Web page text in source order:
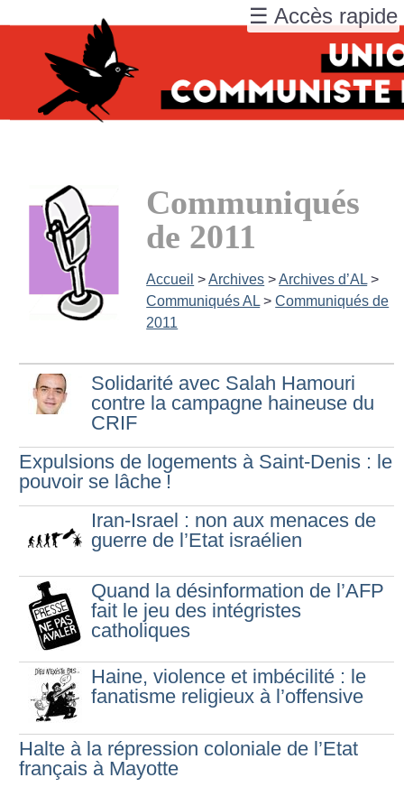
Communiqués
de 2011
Accueil >Archives >Archives d’AL >
Communiqués AL >Communiqués de
2011
Solidarité avec Salah Hamouri
contre la campagne haineuse du
CRIF
Expulsions de logements à Saint-Denis : le
pouvoir se lâche !
Iran-Israel : non aux menaces de
guerre de l’Etat israélien
Quand la désinformation de l’AFP
fait le jeu des intégristes
catholiques
Haine, violence et imbécilité : le
fanatisme religieux à l’offensive
Halte à la répression coloniale de l’Etat
français à Mayotte
☰ Accès rapide